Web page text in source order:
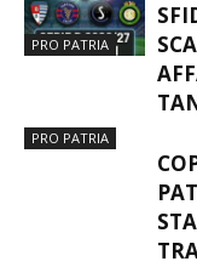
PRO PATRIA
PRO PATRIA